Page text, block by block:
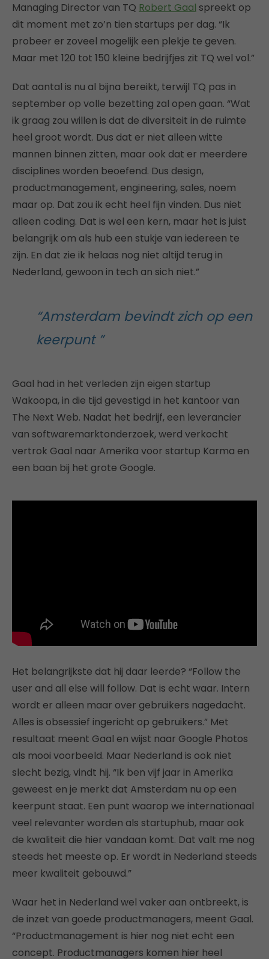
Managing Director van TQ Robert Gaal spreekt op
dit moment met zo’n tien startups per dag. “Ik
probeer er zoveel mogelijk een plekje te geven.
Maar met 120 tot 150 kleine bedrijfjes zit TQ wel vol.”
Dat aantal is nu al bijna bereikt, terwijl TQ pas in
september op volle bezetting zal open gaan. “Wat
ik graag zou willen is dat de diversiteit in de ruimte
heel groot wordt. Dus dat er niet alleen witte
mannen binnen zitten, maar ook dat er meerdere
disciplines worden beoefend. Dus design,
productmanagement, engineering, sales, noem
maar op. Dat zou ik echt heel fijn vinden. Dus niet
alleen coding. Dat is wel een kern, maar het is juist
belangrijk om als hub een stukje van iedereen te
zijn. En dat zie ik helaas nog niet altijd terug in
Nederland, gewoon in tech an sich niet.”
“Amsterdam bevindt zich op een
keerpunt ”
Gaal had in het verleden zijn eigen startup
Wakoopa, in die tijd gevestigd in het kantoor van
The Next Web. Nadat het bedrijf, een leverancier
van softwaremarktonderzoek, werd verkocht
vertrok Gaal naar Amerika voor startup Karma en
een baan bij het grote Google.
Het belangrijkste dat hij daar leerde? “Follow the
user and all else will follow. Dat is echt waar. Intern
wordt er alleen maar over gebruikers nagedacht.
Alles is obsessief ingericht op gebruikers.” Met
resultaat meent Gaal en wijst naar Google Photos
als mooi voorbeeld. Maar Nederland is ook niet
slecht bezig, vindt hij. “Ik ben vijf jaar in Amerika
geweest en je merkt dat Amsterdam nu op een
keerpunt staat. Een punt waarop we internationaal
veel relevanter worden als startuphub, maar ook
de kwaliteit die hier vandaan komt. Dat valt me nog
steeds het meeste op. Er wordt in Nederland steeds
meer kwaliteit gebouwd.”
Waar het in Nederland wel vaker aan ontbreekt, is
de inzet van goede productmanagers, meent Gaal.
“Productmanagement is hier nog niet echt een
concept. Productmanagers komen hier heel